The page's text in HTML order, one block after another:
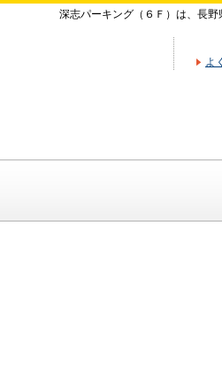
深志パーキング（６Ｆ）は、長野
よ